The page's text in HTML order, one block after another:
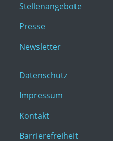
Stellenangebote
Presse
Newsletter
Datenschutz
Impressum
Kontakt
Barrierefreiheit